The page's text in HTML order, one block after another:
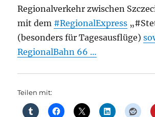
Regionalverkehr zwischen
mit dem #RegionalExpress
(besonders für Tagesausflüge)
RegionalBahn 66 …
Teilen mit: